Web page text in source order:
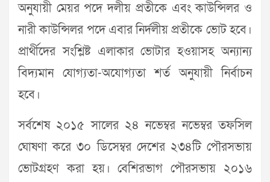
অনুযায়ী মেয়র পদে দলীয় প্রতীকে এবং কাউন্সিলর ও
নারী কাউন্সিলর পদে এবার নির্দলীয় প্রতীকে ভোট হবে।
প্রার্থীদের সংশ্লিষ্ট এলাকার ভোটার হওয়াসহ অন্যান্য
বিদ্যমান যোগ্যতা-অযোগ্যতা শর্ত অনুযায়ী নির্বাচন
হবে।
সর্বশেষ ২০১৫ সালের ২৪ নভেম্বর নভেম্বর তফসিল
ঘোষণা করে ৩০ ডিসেম্বর দেশের ২৩৪টি পৌরসভায়
ভোটগ্রহণ করা হয়। বেশিরভাগ পৌরসভায় ২০১৬